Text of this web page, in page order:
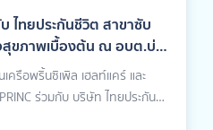
ไทยประกันชีวิต สาขาซับ
ขภาพเบื้องต้น ณ อบต.บ่อ
รือพริ้นซิเพิล เฮลท์แคร์ และ
ร่วมกับ บริษัท ไทยประกัน